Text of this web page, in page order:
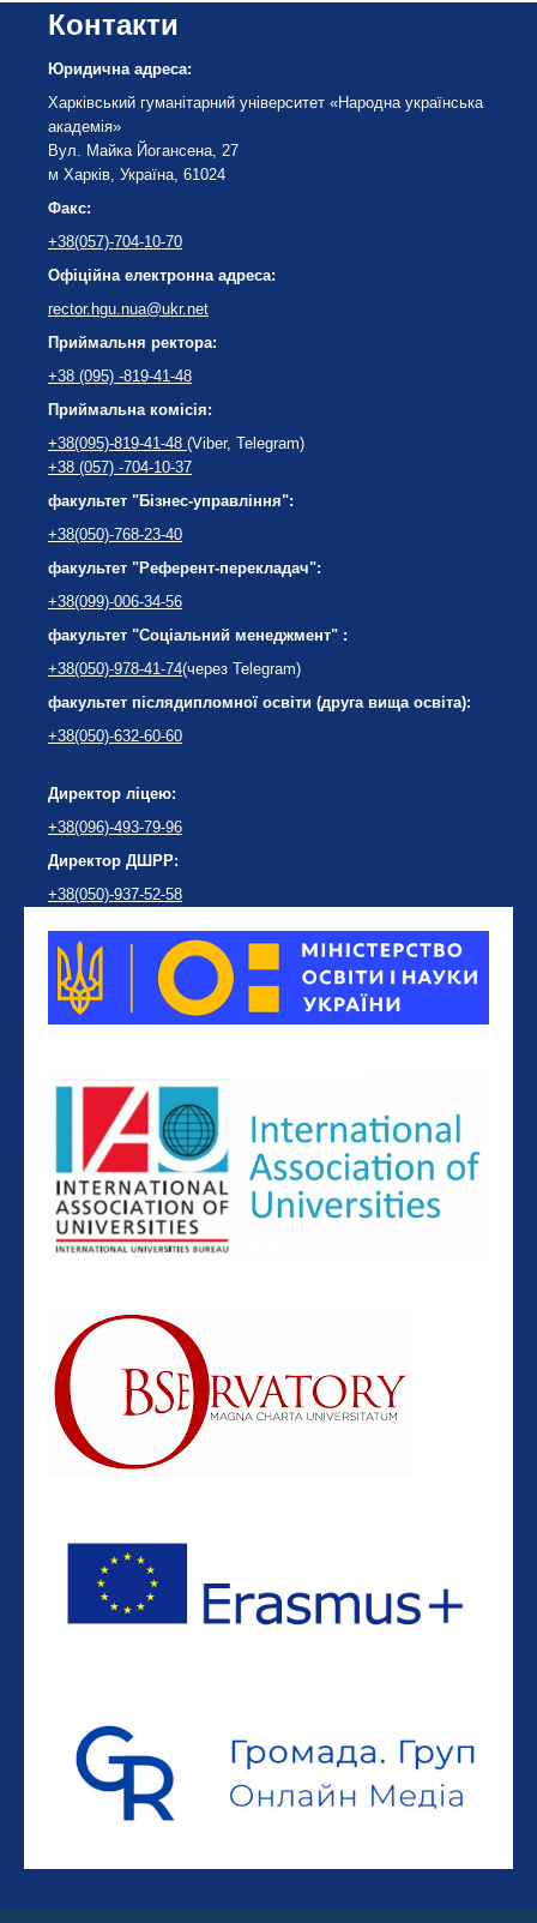
Контакти
Юридична адреса:
Харківський гуманітарний університет «Народна українська
академія»
Вул. Майка Йогансена, 27
м Харків, Україна, 61024
Факс:
+38(057)-704-10-70
Офіційна електронна адреса:
rector.hgu.nua@ukr.net
Приймальня ректора:
+38 (095) -819-41-48
Приймальна комісія:
+38(095)-819-41-48 (Viber, Telegram)
+38 (057) -704-10-37
факультет "Бізнес-управління":
+38(050)-768-23-40
факультет "Референт-перекладач":
+38(099)-006-34-56
факультет "Соціальний менеджмент" :
+38(050)-978-41-74(через Telegram)
факультет післядипломної освіти (друга вища освіта):
+38(050)-632-60-60
Директор ліцею:
+38(096)-493-79-96
Директор ДШРР:
+38(050)-937-52-58